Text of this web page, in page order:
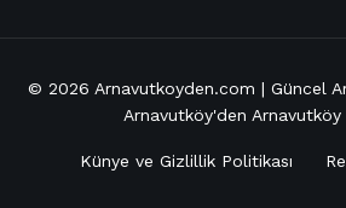
© 2026 Arnavutkoyden.com | Güncel
Arnavutköy'den Arnavutköy
Künye ve Gizlillik Politikası